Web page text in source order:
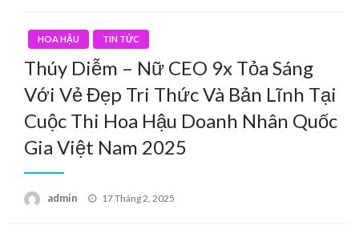
HOA HẬU TIN TỨC
Thúy Diễm – Nữ CEO 9x Tỏa Sáng
Với Vẻ Đẹp Tri Thức Và Bản Lĩnh Tại
Cuộc Thi Hoa Hậu Doanh Nhân Quốc
Gia Việt Nam 2025
admin
Posted
17 Tháng 2, 2025